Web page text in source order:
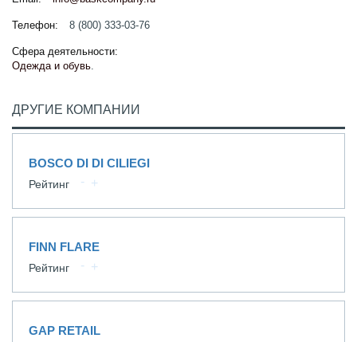
Телефон: 8 (800) 333-03-76
Сфера деятельности:
Одежда и обувь.
ДРУГИЕ КОМПАНИИ
BOSCO DI DI CILIEGI
Рейтинг
FINN FLARE
Рейтинг
GAP RETAIL